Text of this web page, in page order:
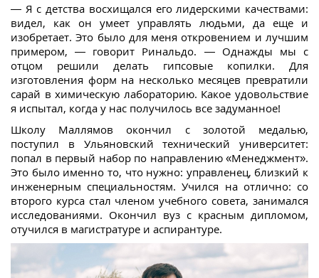
— Я с детства восхищался его лидерскими качествами:
видел, как он умеет управлять людьми, да еще и
изобретает. Это было для меня откровением и лучшим
примером, — говорит Ринальдо. — Однажды мы с
отцом решили делать гипсовые копилки. Для
изготовления форм на несколько месяцев превратили
сарай в химическую лабораторию. Какое удовольствие
я испытал, когда у нас получилось все задуманное!
Школу Маллямов окончил с золотой медалью,
поступил в Ульяновский технический университет:
попал в первый набор по направлению «Менеджмент».
Это было именно то, что нужно: управленец, близкий к
инженерным специальностям. Учился на отлично: со
второго курса стал членом учебного совета, занимался
исследованиями. Окончил вуз с красным дипломом,
отучился в магистратуре и аспирантуре.